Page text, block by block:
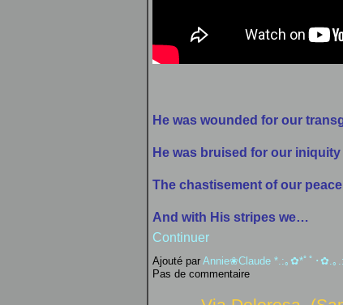
He was wounded for our
He was bruised for our iniquity
The chastisement of our
And with His stripes we…
Continuer
Ajouté par Annie❀Claude *.:｡✿*ﾟﾟ･✿.｡
Pas de commentaire